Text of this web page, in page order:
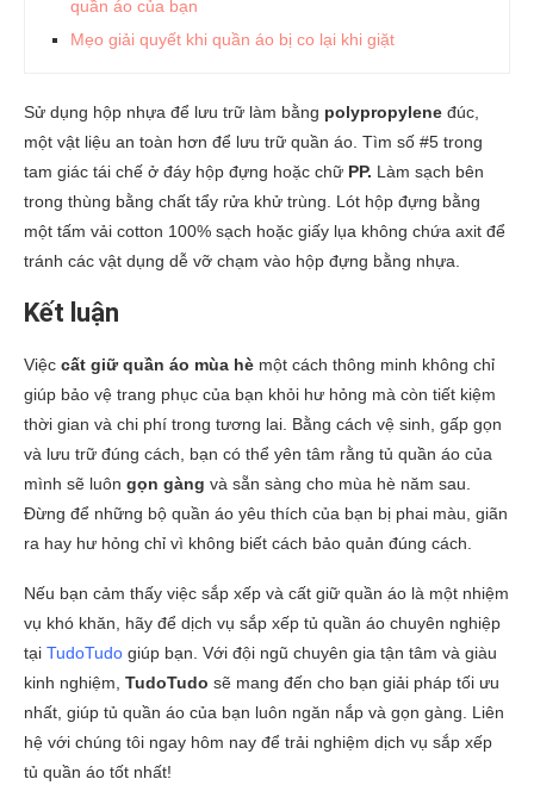
quần áo của bạn
Mẹo giải quyết khi quần áo bị co lại khi giặt
Sử dụng hộp nhựa để lưu trữ làm bằng polypropylene đúc,
một vật liệu an toàn hơn để lưu trữ quần áo. Tìm số #5 trong
tam giác tái chế ở đáy hộp đựng hoặc chữ PP. Làm sạch bên
trong thùng bằng chất tẩy rửa khử trùng. Lót hộp đựng bằng
một tấm vải cotton 100% sạch hoặc giấy lụa không chứa axit để
tránh các vật dụng dễ vỡ chạm vào hộp đựng bằng nhựa.
Kết luận
Việc cất giữ quần áo mùa hè một cách thông minh không chỉ
giúp bảo vệ trang phục của bạn khỏi hư hỏng mà còn tiết kiệm
thời gian và chi phí trong tương lai. Bằng cách vệ sinh, gấp gọn
và lưu trữ đúng cách, bạn có thể yên tâm rằng tủ quần áo của
mình sẽ luôn gọn gàng và sẵn sàng cho mùa hè năm sau.
Đừng để những bộ quần áo yêu thích của bạn bị phai màu, giãn
ra hay hư hỏng chỉ vì không biết cách bảo quản đúng cách.
Nếu bạn cảm thấy việc sắp xếp và cất giữ quần áo là một nhiệm
vụ khó khăn, hãy để dịch vụ sắp xếp tủ quần áo chuyên nghiệp
tại TudoTudo giúp bạn. Với đội ngũ chuyên gia tận tâm và giàu
kinh nghiệm, TudoTudo sẽ mang đến cho bạn giải pháp tối ưu
nhất, giúp tủ quần áo của bạn luôn ngăn nắp và gọn gàng. Liên
hệ với chúng tôi ngay hôm nay để trải nghiệm dịch vụ sắp xếp
tủ quần áo tốt nhất!